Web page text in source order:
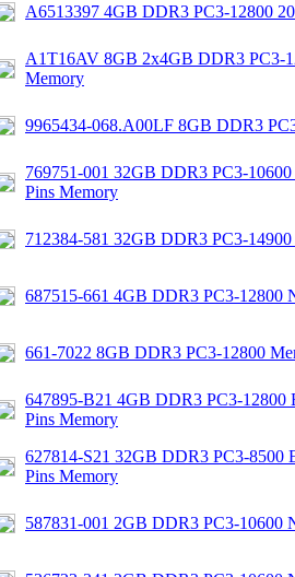
A6513397 4GB DDR3 PC3-12800
A1T16AV 8GB 2x4GB DDR3 PC3-
Memory
9965434-068.A00LF 8GB DDR3
769751-001 32GB DDR3 PC3-
Pins Memory
712384-581 32GB DDR3 PC3-
687515-661 4GB DDR3 PC3-12800
661-7022 8GB DDR3 PC3-12800
647895-B21 4GB DDR3 PC3-12800
Pins Memory
627814-S21 32GB DDR3 PC3-8500
Pins Memory
587831-001 2GB DDR3 PC3-10600